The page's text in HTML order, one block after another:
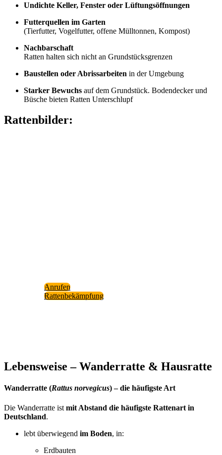
Undich­te Kel­ler, Fens­ter oder Lüf­tungs­öff­nun­gen
Fut­ter­quel­len im Gar­ten
(Tier­fut­ter, Vogel­fut­ter, offe­ne Müll­ton­nen, Kom­post)
Nach­bar­schaft
Rat­ten hal­ten sich nicht an Grund­stücks­gren­zen
Bau­stel­len oder Abriss­ar­bei­ten in der Umge­bung
Star­ker Bewuchs auf dem Grund­stück. Boden­de­cker und
Büsche bie­ten Rat­ten Unter­schlupf
Rat­ten­bil­der:
Anru­fen
Rat­ten­be­kämp­fung
Lebens­wei­se – Wan­der­rat­te & Haus­rat­te
Wan­der­rat­te (Rat­tus nor­ve­gi­cus) – die häu­figs­te Art
Die Wan­der­rat­te ist mit Abstand die häu­figs­te Rat­ten­art in
Deutsch­land.
lebt über­wie­gend im Boden, in:
Erd­bau­ten